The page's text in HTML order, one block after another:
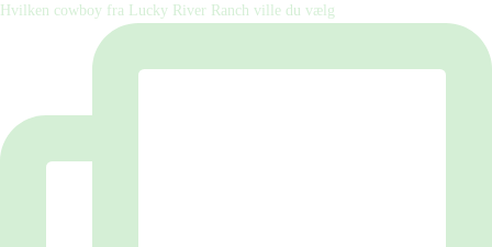
Hvilken cowboy fra Lucky River Ranch ville du vælg